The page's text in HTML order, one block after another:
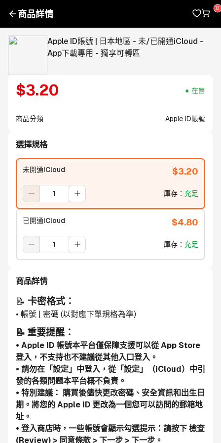
商品詳情
Apple ID賬號 | 日本地區 - 未/已開通iCloud -
App下載專用 - 獨享可轉區
$3.20 在售
商品分類 Apple ID帳號
選擇規格
未開通iCloud $3.20
庫存 ： 充足
已開通iCloud $4.80
庫存 ： 充足
商品詳情
📝 卡密格式：
• 帳號 | 密碼 (以對應下單規格為準)
📝 重要提醒：
• Apple ID 帳號本平台僅保障支援可以從 App Store
登入，不支持也不建議從其他入口登入。
• 請勿在「設定」中登入，從「設定」（iCloud）中引
發的各類問題本平台概不負責。
• 特別建議： 購買後儘快更改密碼、安全資訊和出生日
期。將您的 Apple ID 更改為一個您可以訪問的郵箱地
址。
• 登入商店時，一些帳號會顯示勾選提示：請按下 檢查
(Review) > 同意條款 > 下一步 > 下一步。